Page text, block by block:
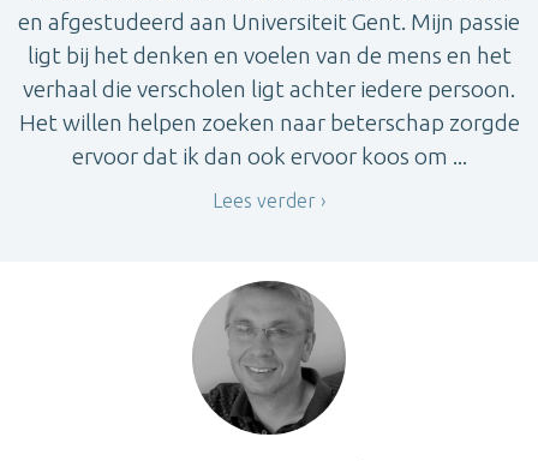
en afgestudeerd aan Universiteit Gent. Mijn passie
ligt bij het denken en voelen van de mens en het
verhaal die verscholen ligt achter iedere persoon.
Het willen helpen zoeken naar beterschap zorgde
ervoor dat ik dan ook ervoor koos om ...
Lees verder